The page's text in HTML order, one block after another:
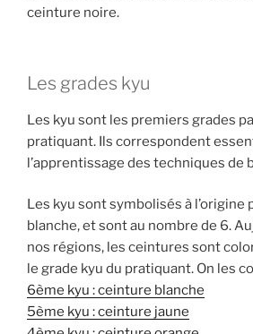
ceinture noire.
Les grades kyu
Les kyu sont les premiers grades
pratiquant. Ils correspondent
l’apprentissage des techniques de
Les kyu sont symbolisés à l’origine
blanche, et sont au nombre de 6.
nos régions, les ceintures sont
le grade kyu du pratiquant. On les
6ème kyu : ceinture blanche
5ème kyu : ceinture jaune